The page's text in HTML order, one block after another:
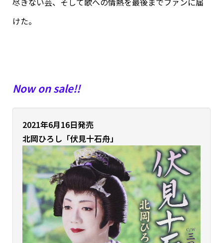
けた。
Now on sale!!
2021年6月16日発売
北岡ひろし 「伏見十石舟」